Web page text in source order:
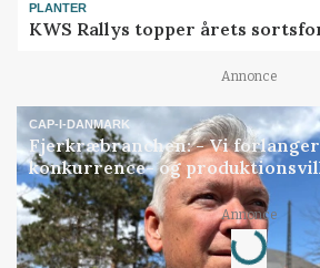
PLANTER
KWS Rallys topper årets
Annonce
CAP-I-DANMARK
Fjerkræbranchen: - Vi
konkurrence- og
Annonce
Loading...